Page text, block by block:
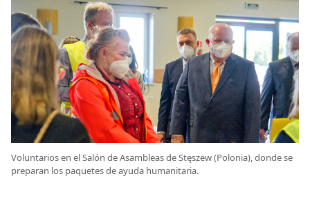
Voluntarios en el Salón de Asambleas de Stęszew (Polonia), donde se
preparan los paquetes de ayuda humanitaria.